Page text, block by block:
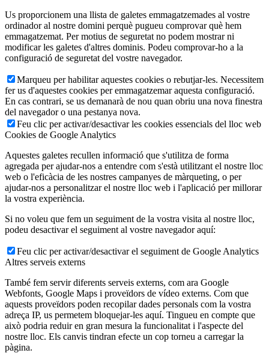
Us proporcionem una llista de galetes emmagatzemades al vostre
ordinador al nostre domini perquè pugueu comprovar què hem
emmagatzemat. Per motius de seguretat no podem mostrar ni
modificar les galetes d'altres dominis. Podeu comprovar-ho a la
configuració de seguretat del vostre navegador.
Marqueu per habilitar aquestes cookies o rebutjar-les. Necessitem
fer us d'aquestes cookies per emmagatzemar aquesta configuració.
En cas contrari, se us demanarà de nou quan obriu una nova finestra
del navegador o una pestanya nova.
Feu clic per activar/desactivar les cookies essencials del lloc web
Cookies de Google Analytics
Aquestes galetes recullen informació que s'utilitza de forma
agregada per ajudar-nos a entendre com s'està utilitzant el nostre lloc
web o l'eficàcia de les nostres campanyes de màrqueting, o per
ajudar-nos a personalitzar el nostre lloc web i l'aplicació per millorar
la vostra experiència.
Si no voleu que fem un seguiment de la vostra visita al nostre lloc,
podeu desactivar el seguiment al vostre navegador aquí:
Feu clic per activar/desactivar el seguiment de Google Analytics
Altres serveis externs
També fem servir diferents serveis externs, com ara Google
Webfonts, Google Maps i proveïdors de vídeo externs. Com que
aquests proveïdors poden recopilar dades personals com la vostra
adreça IP, us permetem bloquejar-les aquí. Tingueu en compte que
això podria reduir en gran mesura la funcionalitat i l'aspecte del
nostre lloc. Els canvis tindran efecte un cop torneu a carregar la
pàgina.